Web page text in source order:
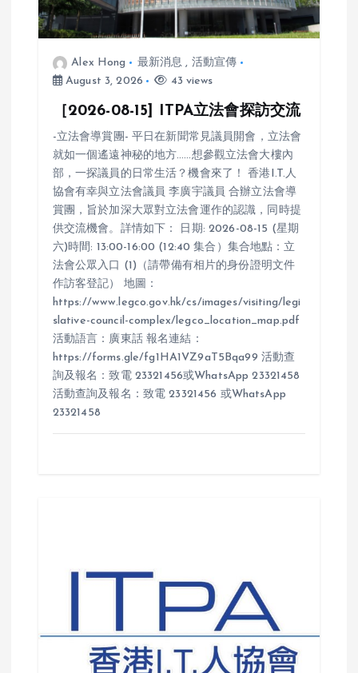
Alex Hong 最新消息 , 活動宣傳
August 3, 2026
43 views
［2026-08-15] ITPA立法會探訪交流
-立法會導賞團- 平日在新聞常見議員開會，立法會
就如一個遙遠神秘的地方……想參觀立法會大樓內
部，一探議員的日常生活？機會來了！ 香港I.T.人
協會有幸與立法會議員 李廣宇議員 合辦立法會導
賞團，旨於加深大眾對立法會運作的認識，同時提
供交流機會。詳情如下： 日期: 2026-08-15 (星期
六)時間: 13:00-16:00 (12:40 集合）集合地點：立
法會公眾入口 (1)（請帶備有相片的身份證明文件
作訪客登記） 地圖：
https://www.legco.gov.hk/cs/images/visiting/legi
slative-council-complex/legco_location_map.pdf
活動語言：廣東話 報名連結：
https://forms.gle/fg1HA1VZ9aT5Bqa99 活動查
詢及報名：致電 23321456或WhatsApp 23321458
活動查詢及報名：致電 23321456 或WhatsApp
23321458